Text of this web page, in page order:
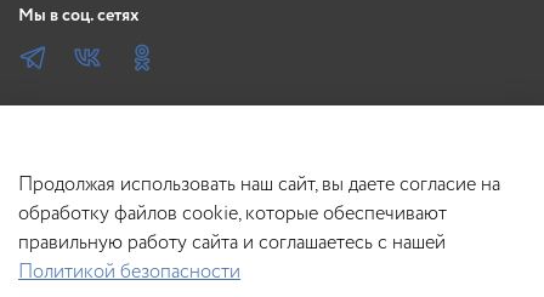
Мы в соц. сетях
Продолжая использовать наш сайт, вы даете согласие на
обработку файлов cookie, которые обеспечивают
правильную работу сайта и соглашаетесь с нашей
Политикой безопасности